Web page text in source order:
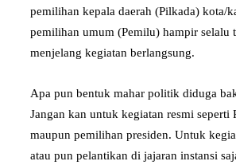
pemilihan kepala daerah (Pilkada) kota/
pemilihan umum (Pemilu) hampir selalu
menjelang kegiatan berlangsung.
Apa pun bentuk mahar politik diduga
Jangan kan untuk kegiatan resmi seperti
maupun pemilihan presiden. Untuk
atau pun pelantikan di jajaran instansi